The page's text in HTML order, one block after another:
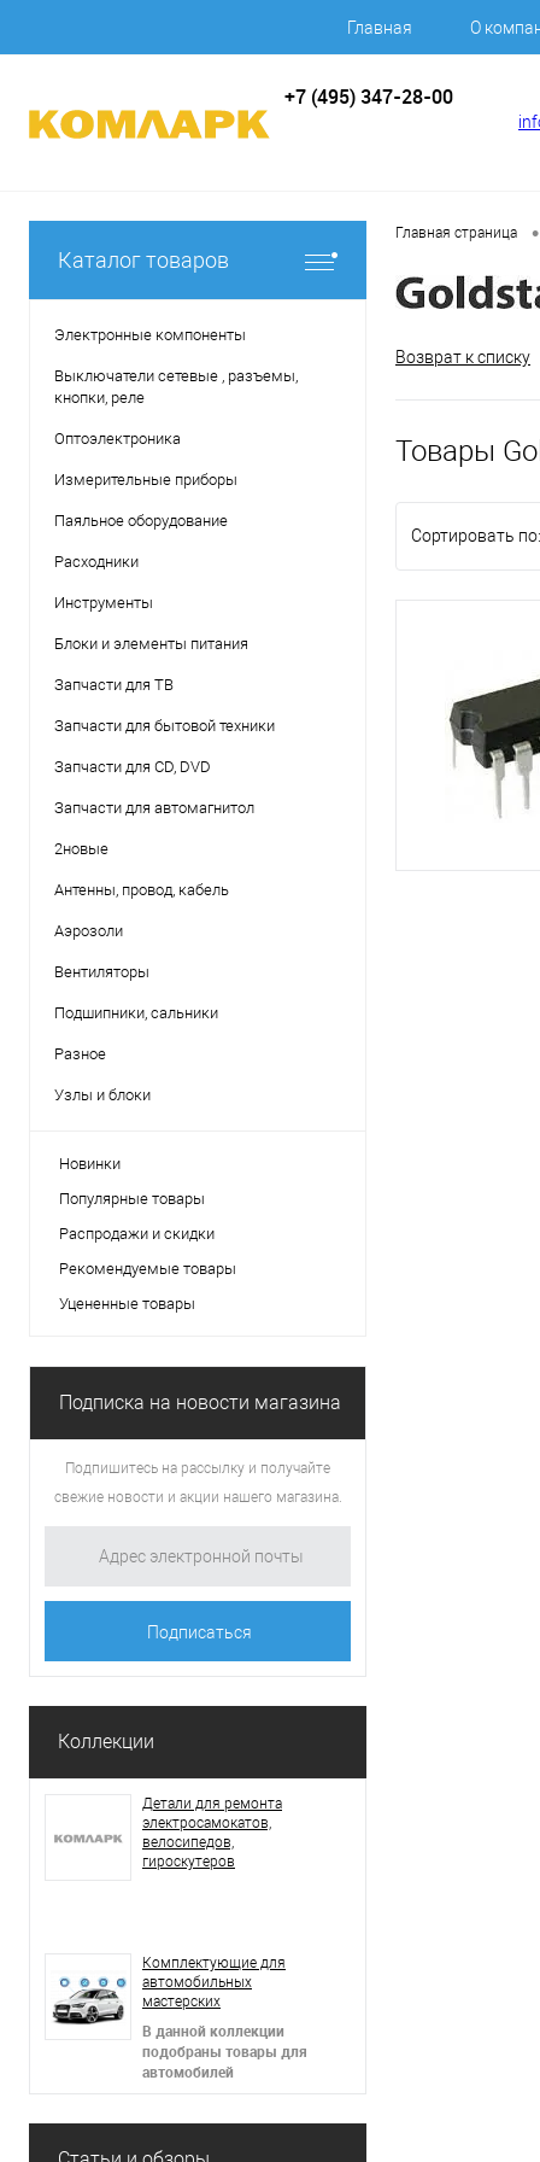
Главная О
+7 (495) 347-28-00
Каталог товаров
Электронные компоненты
Выключатели сетевые , разъемы,
кнопки, реле
Оптоэлектроника
Измерительные приборы
Паяльное оборудование
Расходники
Инструменты
Блоки и элементы питания
Запчасти для ТВ
Запчасти для бытовой техники
Запчасти для CD, DVD
Запчасти для автомагнитол
2новые
Антенны, провод, кабель
Аэрозоли
Вентиляторы
Подшипники, сальники
Разное
Узлы и блоки
Новинки
Популярные товары
Распродажи и скидки
Рекомендуемые товары
Уцененные товары
Подписка на новости магазина
Подпишитесь на рассылку и получайте
свежие новости и акции нашего магазина.
Коллекции
Детали для ремонта
электросамокатов,
велосипедов,
гироскутеров
электровелосипедов,
сигвеев
Комплектующие для
автомобильных
мастерских
В данной коллекции
подобраны товары для
автомобилей
Главная страница •
Возврат к списку
Товары
Сортировать по: